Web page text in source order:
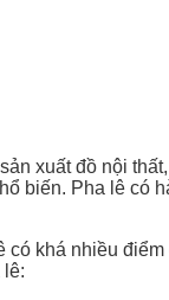
xuất đồ nội
biến. Pha lê có
khá nhiều
lê: